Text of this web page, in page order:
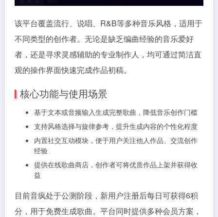
该平台覆盖流行、说唱、R&B等多种音乐风格，适用于
不同类型的创作者。无论是缺乏编曲经验的音乐爱好
者，还是寻求灵感辅助的专业制作人，均可通过简洁直
观的操作界面快速完成作品初稿。
核心功能与使用场景
基于文本或音频输入生成完整歌曲，降低音乐创作门槛
支持风格选择与旋律参考，提升生成内容的个性化程度
内置社交互动模块，便于用户关注他人作品、交流创作
经验
提供在线歌曲商店，创作者可将优质作品上架并获得收
益
目前音疯处于公测阶段，新用户注册后每日可获得6积
分，用于免费生成歌曲。平台同时提供多种会员方案，